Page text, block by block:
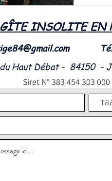
GÎTE INSOLITE EN
du Haut Débat - 84150 -
Siret N° 383 454 303